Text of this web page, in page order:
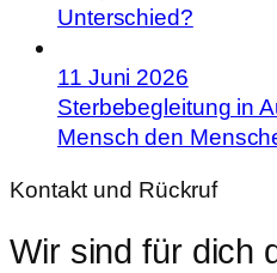
Unterschied?
11 Juni 2026
Sterbebegleitung in
Mensch den
Kontakt und Rückruf
Wir sind für dich